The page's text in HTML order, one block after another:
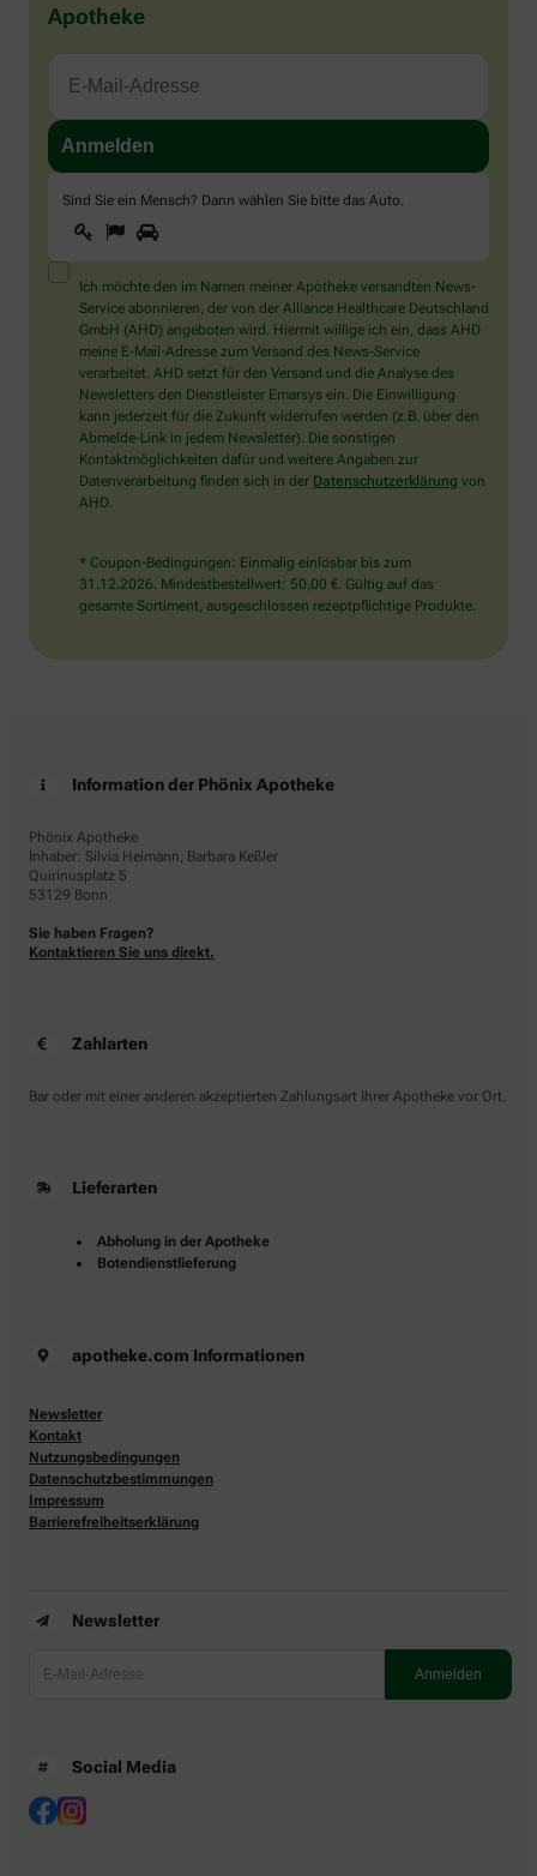
Apotheke
Sind Sie ein Mensch? Dann wählen Sie bitte das Auto
Sind
Sie
ein
Mensch?
Dann
wählen
Sie
bitte
das
Auto.
1 2
Ich möchte den im Namen meiner Apotheke versandten News-
Service abonnieren, der von der Alliance Healthcare Deutschland
GmbH (AHD) angeboten wird. Hiermit willige ich ein, dass AHD
meine E-Mail-Adresse zum Versand des News-Service
verarbeitet. AHD setzt für den Versand und die Analyse des
Newsletters den Dienstleister Emarsys ein. Die Einwilligung
kann jederzeit für die Zukunft widerrufen werden (z.B. über den
Abmelde-Link in jedem Newsletter). Die sonstigen
Kontaktmöglichkeiten dafür und weitere Angaben zur
Datenverarbeitung finden sich in der Datenschutzerklärung von
AHD.
* Coupon-Bedingungen: Einmalig einlösbar bis zum
31.12.2026. Mindestbestellwert: 50,00 €. Gültig auf das
gesamte Sortiment, ausgeschlossen rezeptpflichtige Produkte.
Information der Phönix Apotheke
Phönix Apotheke
Inhaber: Silvia Heimann, Barbara Keßler
Quirinusplatz 5
53129 Bonn
Sie haben Fragen?
Kontaktieren Sie uns direkt.
Zahlarten
Bar oder mit einer anderen akzeptierten Zahlungsart Ihrer Apotheke vor Ort.
Lieferarten
Abholung in der Apotheke
Botendienstlieferung
apotheke.com Informationen
Newsletter
Kontakt
Nutzungsbedingungen
Datenschutzbestimmungen
Impressum
Barrierefreiheitserklärung
Newsletter
Social Media